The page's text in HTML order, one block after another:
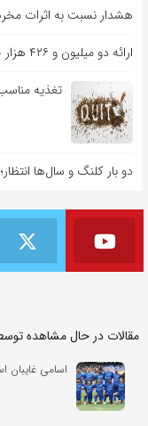
هشدار نسبت به اثرات
ارائه دو میلیون و ۴۲۶ هزار خدمت بهداشتی و درمانی به زائران
تغذیه
دو بار کلنگ و سال‌ها
مقالات در حال مشاهده
اسامی غایبان